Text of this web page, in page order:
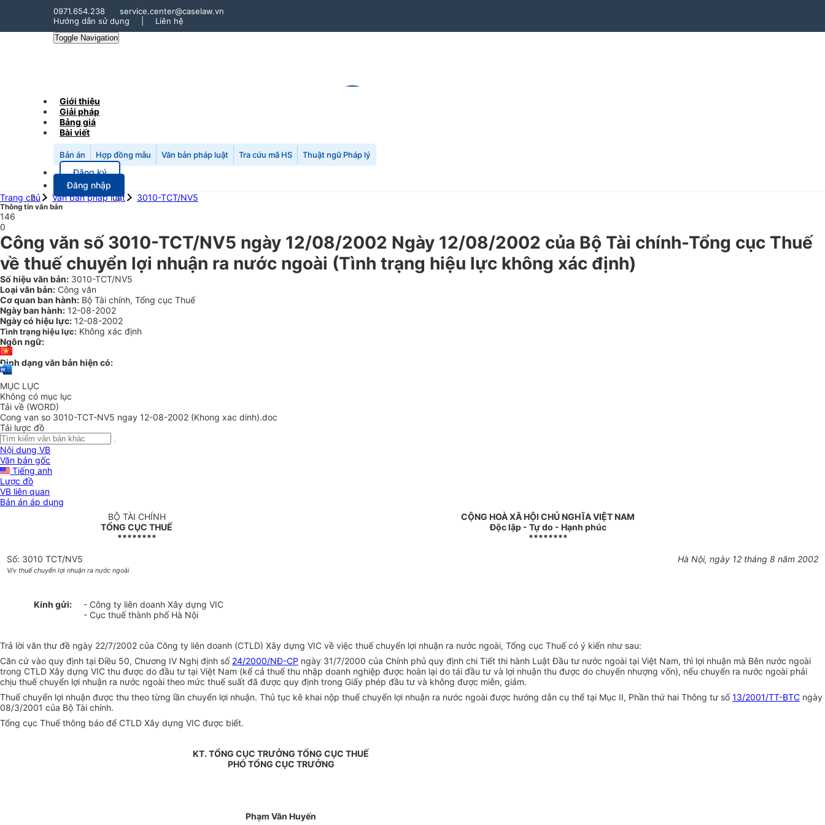
0971.654.238
service.center@caselaw.vn
Hướng dẫn sử dụng
Liên hệ
Toggle Navigation
Giới thiệu
Giải pháp
Bảng giá
Bài viết
Bản án Hợp đồng mẫu Văn bản pháp luật Tra cứu mã HS Thuật ngữ Pháp lý
Đăng ký
Đăng nhập
Trang chủ
Văn bản pháp luật 3010-TCT/NV5
Thông tin văn bản
146
0
Công văn số 3010-TCT/NV5 ngày 12/08/2002 Ngày 12/08/2002 của Bộ Tài chính-Tổng cục Thuế
về thuế chuyển lợi nhuận ra nước ngoài (Tình trạng hiệu lực không xác định)
Số hiệu văn bản: 3010-TCT/NV5
Loại văn bản: Công văn
Cơ quan ban hành: Bộ Tài chính, Tổng cục Thuế
Ngày ban hành: 12-08-2002
Ngày có hiệu lực: 12-08-2002
Tình trạng hiệu lực: Không xác định
Ngôn ngữ:
Định dạng văn bản hiện có:
MỤC LỤC
Không có mục lục
Tải về (WORD)
Cong van so 3010-TCT-NV5 ngay 12-08-2002 (Khong xac dinh).doc
Tải lược đồ
Nội dung VB
Văn bản gốc
Tiếng anh
Lược đồ
VB liên quan
Bản án áp dụng
BỘ TÀI CHÍNH
TỔNG CỤC THUẾ
********
CỘNG HOÀ XÃ HỘI CHỦ NGHĨA VIỆT NAM
Độc lập - Tự do - Hạnh phúc
********
Số: 3010 TCT/NV5
V/v thuế chuyển lợi nhuận ra nước ngoài
Hà Nội, ngày 12 tháng 8 năm 2002
Kính gửi:
- Công ty liên doanh Xây dựng VIC
- Cục thuế thành phố Hà Nội
Trả lời văn thư đề ngày 22/7/2002 của Công ty liên doanh (CTLD) Xây dựng VIC về việc thuế chuyển lợi nhuận ra nước ngoài, Tổng cục Thuế có ý kiến như sau:
Căn cứ vào quy định tại Điều 50, Chương IV Nghị định số 24/2000/NĐ-CP ngày 31/7/2000 của Chính phủ quy định chi Tiết thi hành Luật Đầu tư nước ngoài tại Việt Nam, thì lợi nhuận mà Bên nước ngoài
trong CTLD Xây dựng VIC thu được do đầu tư tại Việt Nam (kể cả thuế thu nhập doanh nghiệp được hoàn lại do tái đầu tư và lợi nhuận thu được do chuyển nhượng vốn), nếu chuyển ra nước ngoài phải
chịu thuế chuyển lợi nhuận ra nước ngoài theo mức thuế suất đã được quy định trong Giấy phép đầu tư và không được miễn, giảm.
Thuế chuyển lợi nhuận được thu theo từng lần chuyển lợi nhuận. Thủ tục kê khai nộp thuế chuyển lợi nhuận ra nước ngoài được hướng dẫn cụ thể tại Mục II, Phần thứ hai Thông tư số13/2001/TT-BTC ngày
08/3/2001 của Bộ Tài chính.
Tổng cục Thuế thông báo để CTLD Xây dựng VIC được biết.
KT. TỔNG CỤC TRƯỞNG TỔNG CỤC THUẾ
PHÓ TỔNG CỤC TRƯỞNG
Phạm Văn Huyến